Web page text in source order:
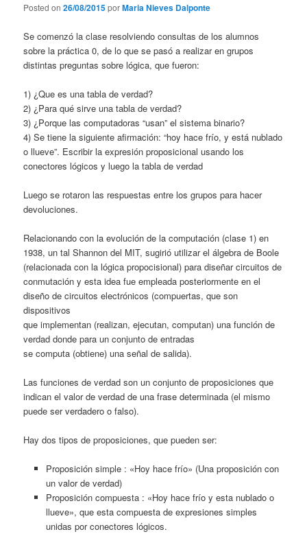
Posted on26/08/2015porMaria Nieves Dalponte
Se comenzó la clase resolviendo consultas de los alumnos
sobre la práctica 0, de lo que se pasó a realizar en grupos
distintas preguntas sobre lógica, que fueron:
1) ¿Que es una tabla de verdad?
2) ¿Para qué sirve una tabla de verdad?
3) ¿Porque las computadoras “usan” el sistema binario?
4) Se tiene la siguiente afirmación: “hoy hace frío, y está nublado
o llueve”. Escribir la expresión proposicional usando los
conectores lógicos y luego la tabla de verdad
Luego se rotaron las respuestas entre los grupos para hacer
devoluciones.
Relacionando con la evolución de la computación (clase 1) en
1938, un tal Shannon del MIT, sugirió utilizar el álgebra de Boole
(relacionada con la lógica propocisional) para diseñar circuitos de
conmutación y esta idea fue empleada posteriormente en el
diseño de circuitos electrónicos (compuertas, que son
dispositivos
que implementan (realizan, ejecutan, computan) una función de
verdad donde para un conjunto de entradas
se computa (obtiene) una señal de salida).
Las funciones de verdad son un conjunto de proposiciones que
indican el valor de verdad de una frase determinada (el mismo
puede ser verdadero o falso).
Hay dos tipos de proposiciones, que pueden ser:
Proposición simple : «Hoy hace frío» (Una proposición con
un valor de verdad)
Proposición compuesta : «Hoy hace frío y esta nublado o
llueve», que esta compuesta de expresiones simples
unidas por conectores lógicos.